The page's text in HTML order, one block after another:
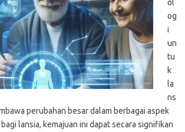
ol
og
i
un
tu
k
la
ns
perubahan besar dalam berbagai aspek
lansia, kemajuan ini dapat secara signifikan